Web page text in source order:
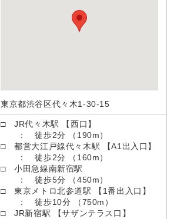
東京都渋谷区代々木1-30-15
□ JR代々木駅 【西口】
： 徒歩2分 （190m）
□ 都営大江戸線代々木駅 【A1出入口】
： 徒歩2分 （160m）
□ 小田急線南新宿駅
： 徒歩5分 （450m）
□ 東京メトロ北参道駅 【1番出入口】
： 徒歩10分 （750m）
□ JR新宿駅 【サザンテラス口】